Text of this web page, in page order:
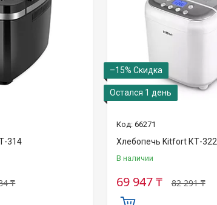
314
₸
–15%
Остался 1 день
66271
Хлебопечь Kitfort КТ-322
В наличии
82 291 ₸
69 947 ₸